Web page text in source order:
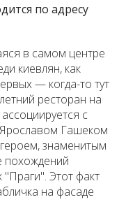
по адресу
в самом центре
киевлян, как
— когда-то тут
ресторан на
с
Гашеком
знаменитым
похождений
Этот факт
на фасаде